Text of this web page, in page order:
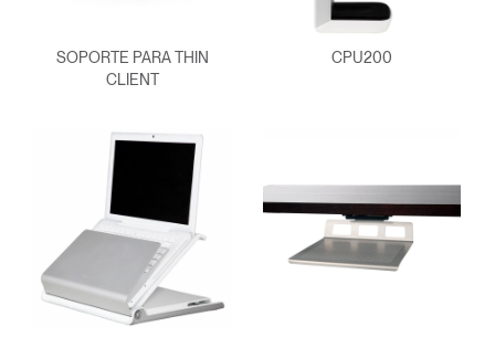
SOPORTE PARA THIN
CLIENT
CPU200